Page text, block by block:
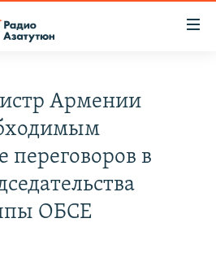
Армении
переговоров в
ОБСЕ